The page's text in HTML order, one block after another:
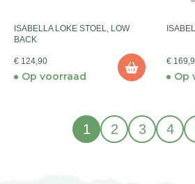
ISABELLA LOKE STOEL, LOW
BACK
€ 124,90
Op voorraad
€
Op
1 2 3 4